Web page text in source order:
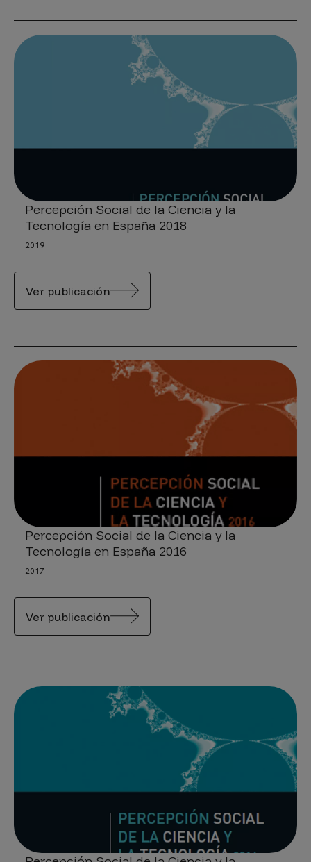
Percepción Social de la Ciencia y la
Tecnología en España 2018
2019
Ver publicación
Percepción Social de la Ciencia y la
Tecnología en España 2016
2017
Ver publicación